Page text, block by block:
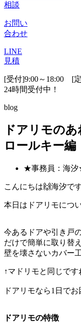
相談
お問い
合わせ
LINE
見積
[受付]9:00～18:00 [
24時間受付中！
blog
ドアリモの
ロールキー編
★事務員：海
こんにちは🙌海汐で
本日はドアリモにつ
今あるドアや引き戸
だけで簡単に取り替
壁を壊さないカバー
↑マドリモと同じです
ドアリモなら1日でお
ドアリモの特徴